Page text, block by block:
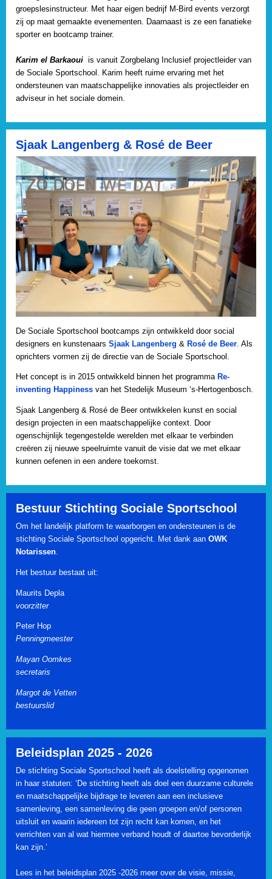
groepslesinstructeur. Met haar eigen bedrijf M-Bird events verzorgt
zij op maat gemaakte evenementen. Daarnaast is ze een fanatieke
sporter en bootcamp trainer.
Karim el Barkaoui is vanuit Zorgbelang Inclusief projectleider van
de Sociale Sportschool. Karim heeft ruime ervaring met het
ondersteunen van maatschappelijke innovaties als projectleider en
adviseur in het sociale domein.
Sjaak Langenberg & Rosé de Beer
De Sociale Sportschool bootcamps zijn ontwikkeld door social
designers en kunstenaars Sjaak Langenberg & Rosé de Beer . Als
oprichters vormen zij de directie van de Sociale Sportschool.
Het concept is in 2015 ontwikkeld binnen het programma Re-
inventing Happiness van het Stedelijk Museum ‘s-Hertogenbosch.
Sjaak Langenberg & Rosé de Beer ontwikkelen kunst en social
design projecten in een maatschappelijke context. Door
ogenschijnlijk tegengestelde werelden met elkaar te verbinden
creëren zij nieuwe speelruimte vanuit de visie dat we met elkaar
kunnen oefenen in een andere toekomst.
Bestuur Stichting Sociale Sportschool
Om het landelijk platform te waarborgen en ondersteunen is de
stichting Sociale Sportschool opgericht. Met dank aan OWK
Notarissen.
Het bestuur bestaat uit:
Maurits Depla
voorzitter
Peter Hop
Penningmeester
Mayan Oomkes
secretaris
Margot de Vetten
bestuurslid
Beleidsplan 2025 - 2026
De stichting Sociale Sportschool heeft als doelstelling opgenomen
in haar statuten: ‘De stichting heeft als doel een duurzame culturele
en maatschappelijke bijdrage te leveren aan een inclusieve
samenleving, een samenleving die geen groepen en/of personen
uitsluit en waarin iedereen tot zijn recht kan komen, en het
verrichten van al wat hiermee verband houdt of daartoe bevorderlijk
kan zijn.’
Lees in het beleidsplan 2025 -2026 meer over de visie, missie,